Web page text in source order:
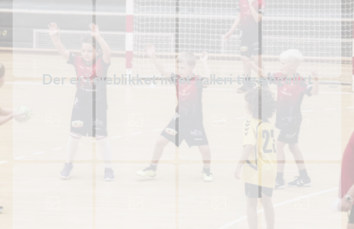
Der er i øjeblikket intet galleri tilgængeligt